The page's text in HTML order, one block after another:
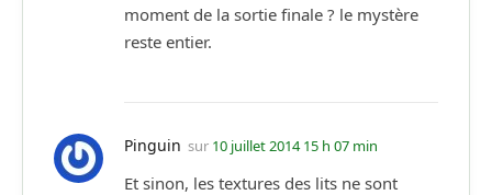
moment de la sortie finale ? le mystère
reste entier.
Pinguin sur 10 juillet 2014 15 h 07 min
Et sinon, les textures des lits ne sont